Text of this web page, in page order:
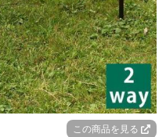
この商品を見る